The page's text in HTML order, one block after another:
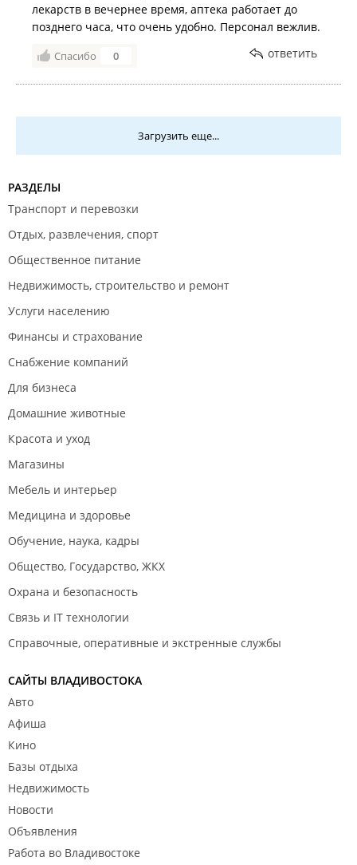
лекарств в вечернее время, аптека работает до
позднего часа, что очень удобно. Персонал вежлив.
Спасибо 0 ответить
Загрузить еще...
РАЗДЕЛЫ
Транспорт и перевозки
Отдых, развлечения, спорт
Общественное питание
Недвижимость, строительство и ремонт
Услуги населению
Финансы и страхование
Снабжение компаний
Для бизнеса
Домашние животные
Красота и уход
Магазины
Мебель и интерьер
Медицина и здоровье
Обучение, наука, кадры
Общество, Государство, ЖКХ
Охрана и безопасность
Связь и IT технологии
Справочные, оперативные и экстренные службы
САЙТЫ ВЛАДИВОСТОКА
Авто
Афиша
Кино
Базы отдыха
Недвижимость
Новости
Объявления
Работа во Владивостоке